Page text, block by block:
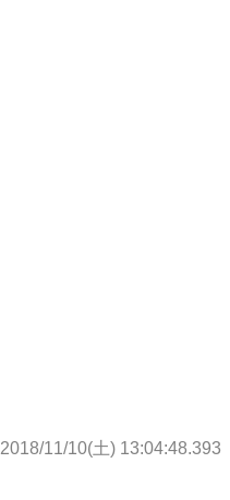
2018/11/10(土) 13:04:48.393